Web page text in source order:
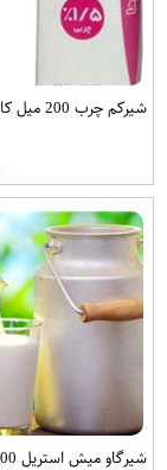
شیرکم چرب 200 میل کاله
شیرگاو میش استریل 200 میل صباح